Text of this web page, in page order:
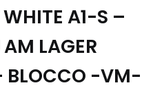
A1-S –
LAGER
BLOCCO -VM-